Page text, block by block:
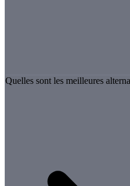
Quelles sont les meilleures